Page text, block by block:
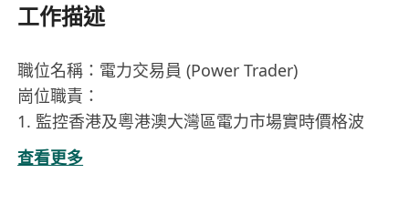
工作描述
職位名稱：電力交易員 (Power Trader)
崗位職責：
1. 監控香港及粵港澳大灣區電力市場實時價格波
動，制定即日/日前交易策略
2. 執行電力現貨、期貨及衍生工具交易，管理倉位
查看更多